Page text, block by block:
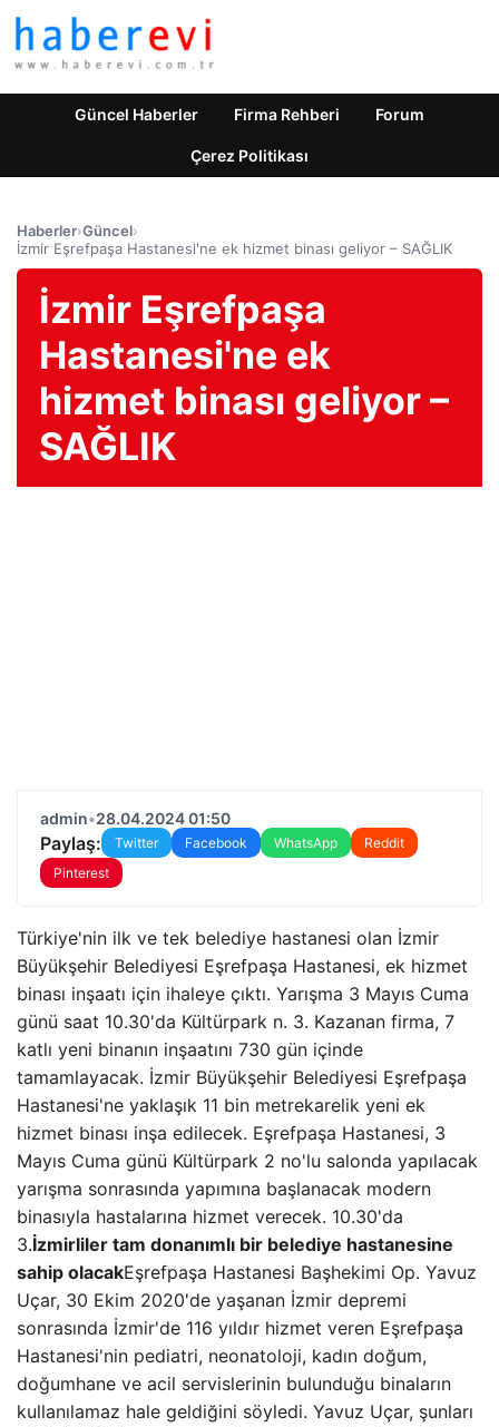
Güncel Haberler Firma Rehberi Forum
Çerez Politikası
Haberler›Güncel›
İzmir Eşrefpaşa Hastanesi'ne ek hizmet binası geliyor – SAĞLIK
İzmir Eşrefpaşa
Hastanesi'ne ek
hizmet binası geliyor –
SAĞLIK
admin•28.04.2024 01:50
Paylaş: Twitter Facebook WhatsApp
Reddit
Pinterest
Türkiye'nin ilk ve tek belediye hastanesi olan İzmir
Büyükşehir Belediyesi Eşrefpaşa Hastanesi, ek hizmet
binası inşaatı için ihaleye çıktı. Yarışma 3 Mayıs Cuma
günü saat 10.30'da Kültürpark n. 3. Kazanan firma, 7
katlı yeni binanın inşaatını 730 gün içinde
tamamlayacak. İzmir Büyükşehir Belediyesi Eşrefpaşa
Hastanesi'ne yaklaşık 11 bin metrekarelik yeni ek
hizmet binası inşa edilecek. Eşrefpaşa Hastanesi, 3
Mayıs Cuma günü Kültürpark 2 no'lu salonda yapılacak
yarışma sonrasında yapımına başlanacak modern
binasıyla hastalarına hizmet verecek. 10.30'da
3.İzmirliler tam donanımlı bir belediye hastanesine
sahip olacakEşrefpaşa Hastanesi Başhekimi Op. Yavuz
Uçar, 30 Ekim 2020'de yaşanan İzmir depremi
sonrasında İzmir'de 116 yıldır hizmet veren Eşrefpaşa
Hastanesi'nin pediatri, neonatoloji, kadın doğum,
doğumhane ve acil servislerinin bulunduğu binaların
kullanılamaz hale geldiğini söyledi. Yavuz Uçar, şunları